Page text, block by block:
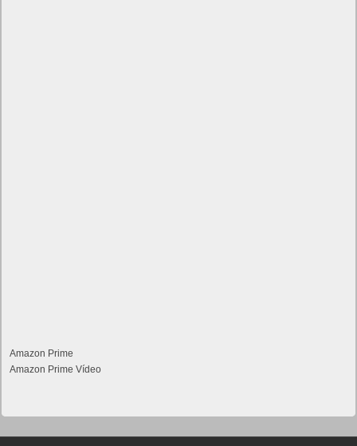
Amazon Prime
Amazon Prime Vídeo